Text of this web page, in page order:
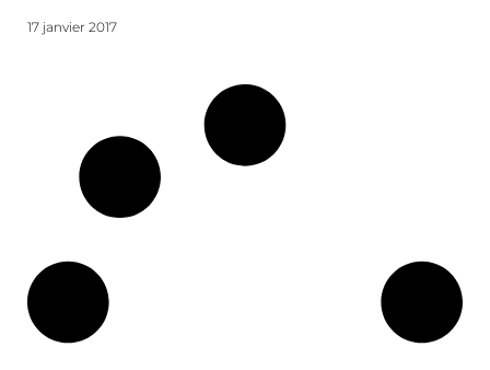
17 janvier 2017